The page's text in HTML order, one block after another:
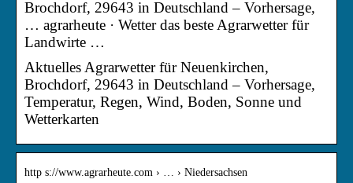
Brochdorf, 29643 in Deutschland – Vorhersage,
… agrarheute · Wetter das beste Agrarwetter für
Landwirte …
Aktuelles Agrarwetter für Neuenkirchen,
Brochdorf, 29643 in Deutschland – Vorhersage,
Temperatur, Regen, Wind, Boden, Sonne und
Wetterkarten
http s://www.agrarheute.com › … › Niedersachsen